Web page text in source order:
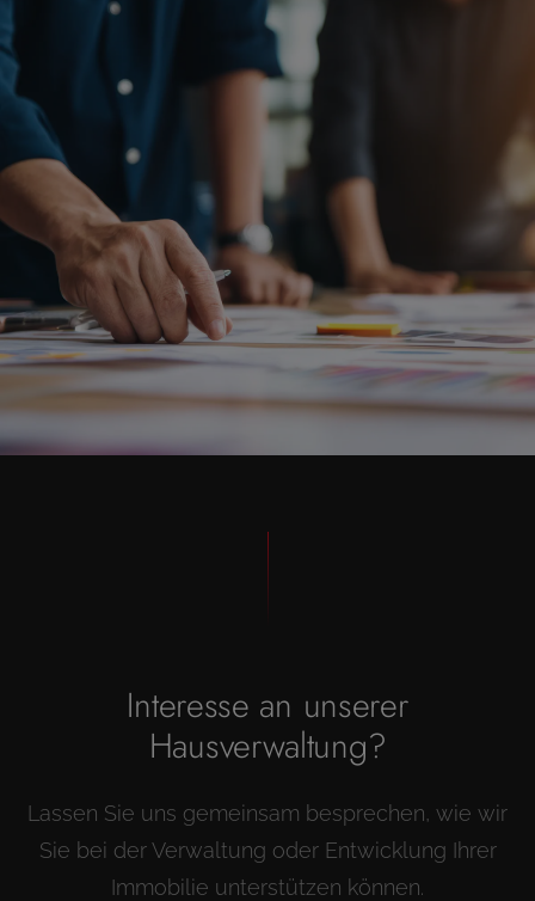
Interesse an unserer
Hausverwaltung?
Lassen Sie uns gemeinsam besprechen, wie wir
Sie bei der Verwaltung oder Entwicklung Ihrer
Immobilie unterstützen können.